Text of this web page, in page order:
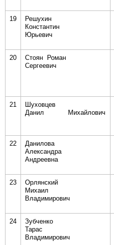
19
Решухин
Константин
Юрьевич
20
Стоян Роман
Сергеевич
21
Шуховцев
Данил Михайлович
22
Данилова
Александра
Андреевна
23
Орлянский
Михаил
Владимирович
24
Зубченко
Тарас
Владимирович